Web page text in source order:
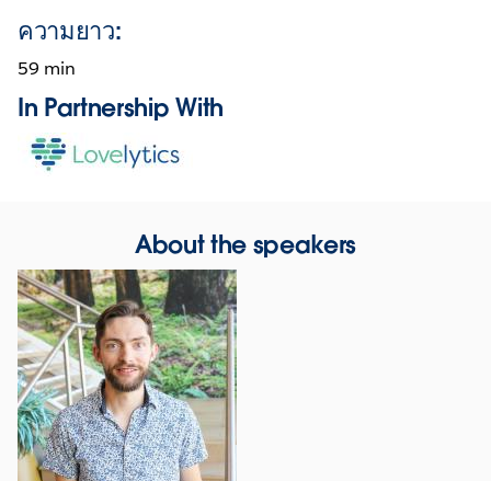
ความยาว:
59 min
In Partnership With
Opens
About the speakers